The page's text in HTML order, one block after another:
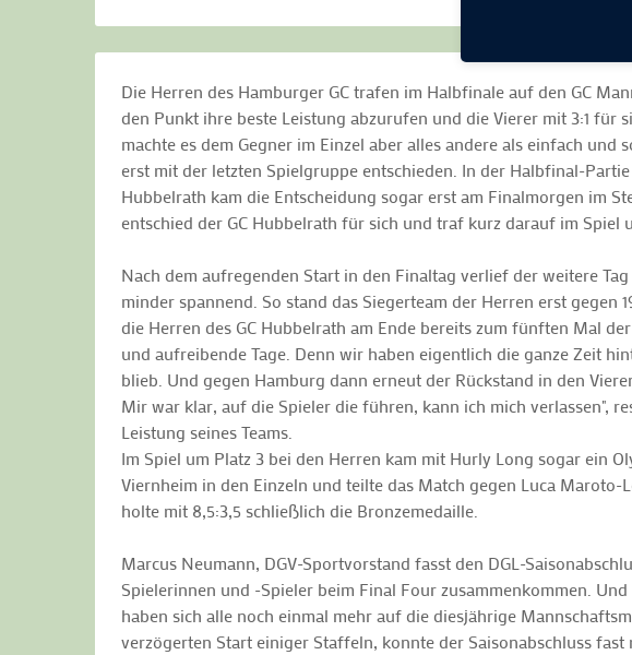
Die Herren des Hamburger GC trafen im Halbfinale auf den GC
den Punkt ihre beste Leistung abzurufen und die Vierer mit 3:1 für
machte es dem Gegner im Einzel aber alles andere als einfach
erst mit der letzten Spielgruppe entschieden. In der Halbfinal-
Hubbelrath kam die Entscheidung sogar erst am Finalmorgen im
entschied der GC Hubbelrath für sich und traf kurz darauf im Spiel
Nach dem aufregenden Start in den Finaltag verlief der weitere
minder spannend. So stand das Siegerteam der Herren erst
die Herren des GC Hubbelrath am Ende bereits zum fünften Mal
und aufreibende Tage. Denn wir haben eigentlich die ganze Zeit
blieb. Und gegen Hamburg dann erneut der Rückstand in den
Mir war klar, auf die Spieler die führen, kann ich mich verlassen",
Leistung seines Teams.
Im Spiel um Platz 3 bei den Herren kam mit Hurly Long sogar ein
Viernheim in den Einzeln und teilte das Match gegen Luca
holte mit 8,5:3,5 schließlich die Bronzemedaille.
Marcus Neumann, DGV-Sportvorstand fasst den DGL-
Spielerinnen und -Spieler beim Final Four zusammenkommen.
haben sich alle noch einmal mehr auf die diesjährige
verzögerten Start einiger Staffeln, konnte der Saisonabschluss